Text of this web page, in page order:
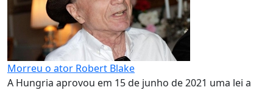
Morreu o ator Robert Blake
A Hungria aprovou em 15 de junho de 2021 uma lei a